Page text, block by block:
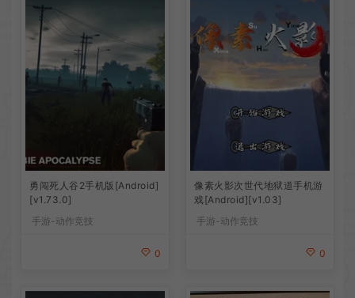
勇闯死人谷2手机版[Android]
[v1.73.0]
手游-动作竞技
0
像素火影次世代地狱道手机游
戏[Android][v1.03]
手游-动作竞技
0